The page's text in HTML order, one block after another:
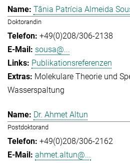
Tânia Patrícia Almeida
Doktorandin
+49(0)208/306-2138
sousa@...
Publikationsreferenzen
Molekulare Theorie und
Wasserspaltung
Dr. Ahmet Altun
Postdoktorand
+49(0)208/306-2162
ahmet.altun@...